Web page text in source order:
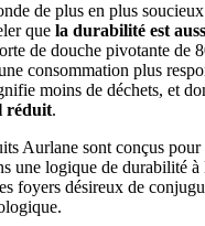
de plus en plus
que la durabilité est
de douche pivotante de
consommation plus
moins de déchets, et
réduit.
Aurlane sont conçus pour
une logique de durabilité
foyers désireux de